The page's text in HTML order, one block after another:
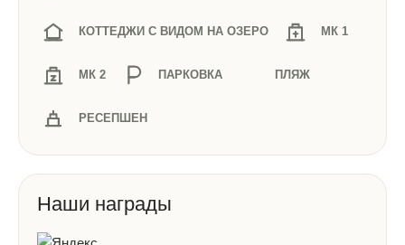
КОТТЕДЖИ С ВИДОМ НА ОЗЕРО МК 1
МК 2 ПАРКОВКА ПЛЯЖ
РЕСЕПШЕН
Наши награды